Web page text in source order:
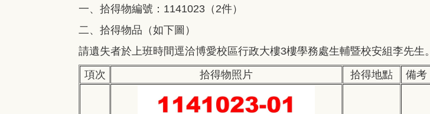
一、拾得物編號：1141023（2件）
二、拾得物品（如下圖）
請遺失者於上班時間逕洽博愛校區行政大樓3樓學務處生輔暨校安組李先生。
項次
拾得物照片 拾得地點 備考